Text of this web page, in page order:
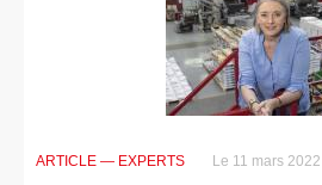
ARTICLE — EXPERTS Le 11 mars 2022